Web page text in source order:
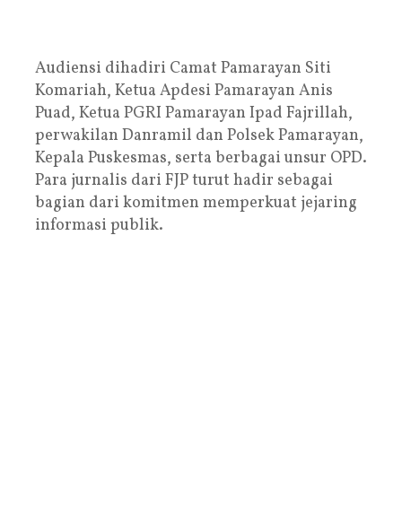
Audiensi dihadiri Camat Pamarayan Siti
Komariah, Ketua Apdesi Pamarayan Anis
Puad, Ketua PGRI Pamarayan Ipad Fajrillah,
perwakilan Danramil dan Polsek Pamarayan,
Kepala Puskesmas, serta berbagai unsur OPD.
Para jurnalis dari FJP turut hadir sebagai
bagian dari komitmen memperkuat jejaring
informasi publik.